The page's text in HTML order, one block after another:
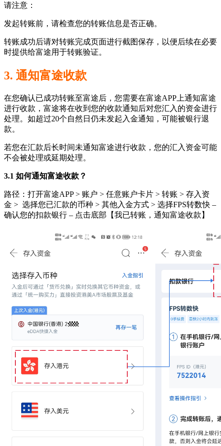
请注意：
发起转账前，请检查您的转账信息是否正确。
转账成功后请对转账完成页面进行截图保存，以便后续在必要
时提供给富途用于转账验证。
3. 通知富途收款
在您确认已成功转账至富途后，您需要在富途APP上通知富途
进行收款，富途将在收到您的收款通知后对您汇入的资金进行
处理。如超过20个自然日仍未发起入金通知，可能被银行退
款。
若您在汇款后长时间未通知富途进行收款，您的汇入资金可能
不会被处理或延期处理。
3.1 如何通知富途收款？
路径：打开富途APP > 账户 > 任意账户卡片 > 转账 > 存入资
金 > 选择您已汇款的币种 > 其他入金方式 > 选择FPS转数快 –
确认您的扣款银行 – 点击底部【我已转账，通知富途收款】